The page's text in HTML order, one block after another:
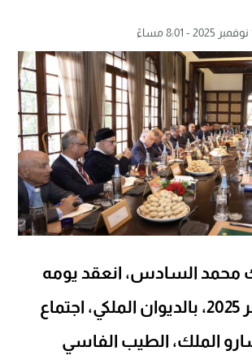
محمد السادس، انعقد يومه
الإثنين 10 نونبر 2025، بالديوان الملكي، اجتماع
الملك، الطيب الفاسي